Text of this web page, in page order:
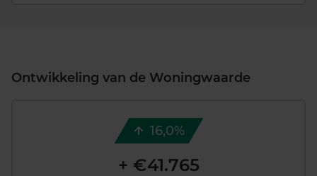
Ontwikkeling van de Woningwaarde
16,0%
+ €41.765